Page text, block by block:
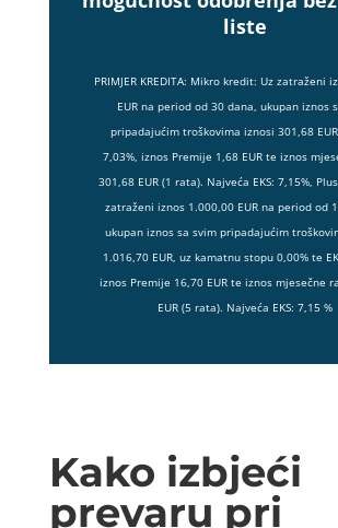
liste
PRIMJER KREDITA: Mikro kredit: Uz zatraženi
EUR na period od 30 dana, ukupan iznos
pripadajućim troškovima iznosi 301,68
7,03%, iznos Premije 1,68 EUR te iznos
301,68 EUR (1 rata). Najveća EKS: 7,15%,
zatraženi iznos 1.000,00 EUR na period od
ukupan iznos sa svim pripadajućim
1.016,70 EUR, uz kamatnu stopu 0,00% te
iznos Premije 16,70 EUR te iznos mjesečne
EUR (5 rata). Najveća EKS: 7,15 %
Kako izbjeći
prevaru pri